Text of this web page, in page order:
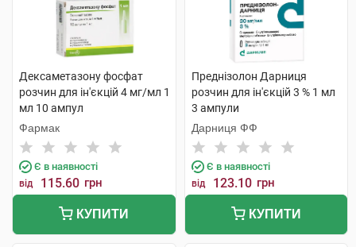
Дексаметазону фосфат
розчин для ін'єкцій 4 мг/мл 1
мл 10 ампул
Фармак
Є в наявності
від 115.60 грн
КУПИТИ
Преднізолон Дарниця
розчин для ін'єкцій 3 % 1 мл
3 ампули
Дарниця ФФ
Є в наявності
від 123.10 грн
КУПИТИ